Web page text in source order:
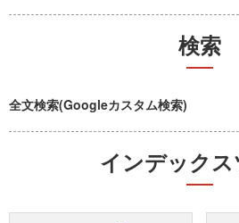
検索
全文検索(Googleカスタム検索)
インデックス